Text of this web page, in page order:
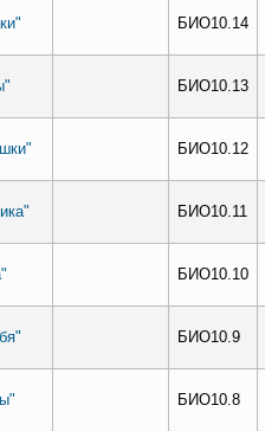
БИО10.14
БИО10.13
БИО10.12
БИО10.11
БИО10.10
БИО10.9
БИО10.8